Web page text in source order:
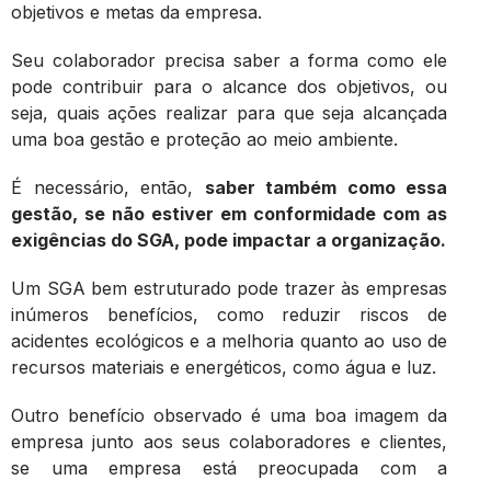
objetivos e metas da empresa.
Seu colaborador precisa saber a forma como ele
pode contribuir para o alcance dos objetivos, ou
seja, quais ações realizar para que seja alcançada
uma boa gestão e proteção ao meio ambiente.
É necessário, então, saber também como essa
gestão, se não estiver em conformidade com as
exigências do SGA, pode impactar a organização.
Um SGA bem estruturado pode trazer às empresas
inúmeros benefícios, como reduzir riscos de
acidentes ecológicos e a melhoria quanto ao uso de
recursos materiais e energéticos, como água e luz.
Outro benefício observado é uma boa imagem da
empresa junto aos seus colaboradores e clientes,
se uma empresa está preocupada com a